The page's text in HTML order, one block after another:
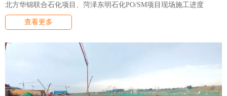
北方华锦联合石化项目、菏泽东明石化PO/SM项目现场施工进度
查看更多